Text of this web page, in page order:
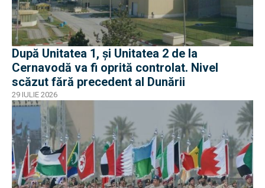
După Unitatea 1, și Unitatea 2 de la
Cernavodă va fi oprită controlat. Nivel
scăzut fără precedent al Dunării
29 IULIE 2026